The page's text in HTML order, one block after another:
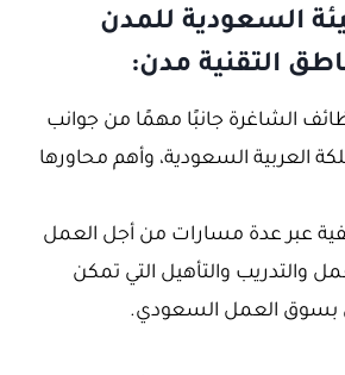
السعودية للمدن
التقنية مدن:
الشاغرة جانبًا مهمًا من جوانب
عبر عدة مسارات من أجل العمل
والتدريب والتأهيل التي تمكن
بسوق العمل السعودي.